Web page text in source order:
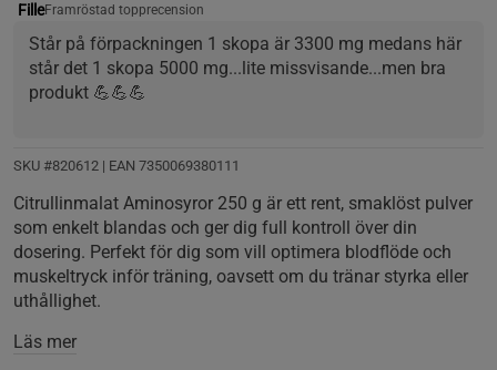
FilleFramröstad topprecension
Står på förpackningen 1 skopa är 3300 mg medans här
står det 1 skopa 5000 mg...lite missvisande...men bra
produkt 💪💪💪
SKU #820612 | EAN 7350069380111
Citrullinmalat Aminosyror 250 g är ett rent, smaklöst pulver
som enkelt blandas och ger dig full kontroll över din
dosering. Perfekt för dig som vill optimera blodflöde och
muskeltryck inför träning, oavsett om du tränar styrka eller
uthållighet.
Läs mer